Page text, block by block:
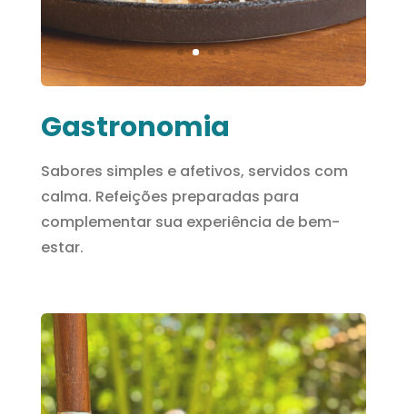
Gastronomia
Sabores simples e afetivos, servidos com
calma. Refeições preparadas para
complementar sua experiência de bem-
estar.